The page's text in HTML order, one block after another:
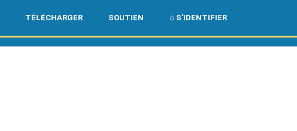
TÉLÉCHARGER SOUTIEN ⌂ S'IDENTIFIER